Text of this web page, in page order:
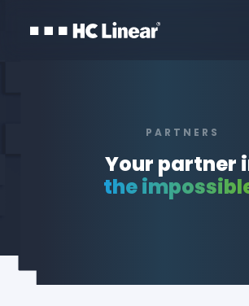
PARTNERS
Your partner
the